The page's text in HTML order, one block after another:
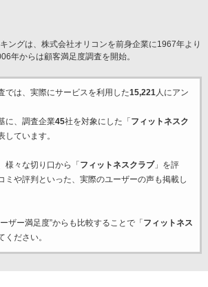
ングは、株式会社オリコンを前身企業に1967年より
年からは顧客満足度調査を開始。
では、実際にサービスを利用した15,221人にアン
に、調査企業45社を対象にした「 フィットネスク
しています。
様々な切り口から「 フィットネスクラブ」を評
ミや評判といった、実際のユーザーの声も掲載し
ザー満足度”からも比較することで「 フィットネス
ください。